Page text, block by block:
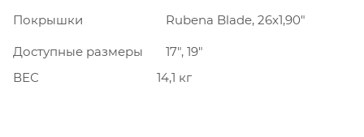
Покрышки Rubena Blade, 26x1,90"
Доступные размеры
17", 19"
ВЕС
14,1 кг